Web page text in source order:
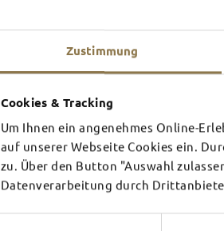
Zustimmung
Cookies & Tracking
Um Ihnen ein angenehmes Online-
auf unserer Webseite Cookies ein.
zu. Über den Button "Auswahl
Datenverarbeitung durch